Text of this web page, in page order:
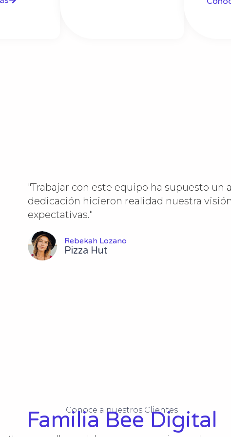
"Trabajar con este equipo ha supuesto un
dedicación hicieron realidad nuestra
expectativas."
Rebekah Lozano
Pizza Hut
Conoce a nuestros Clientes
Familia Bee Digital